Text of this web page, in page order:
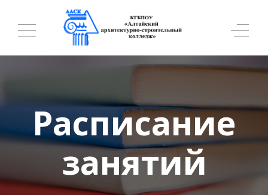
Расписание
занятий